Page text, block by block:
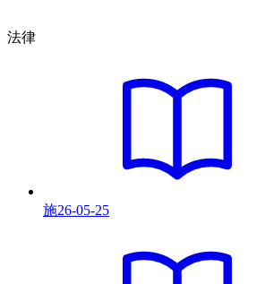
法律
施26-05-25